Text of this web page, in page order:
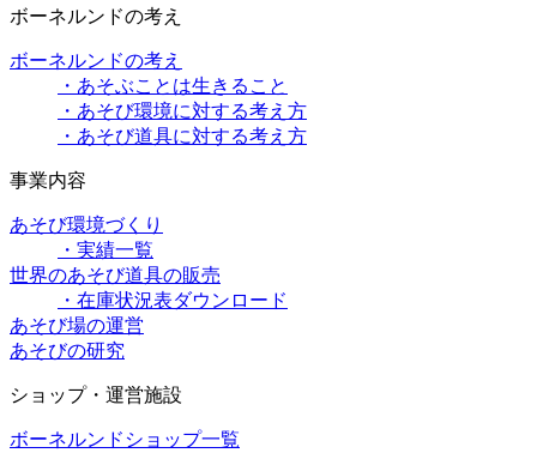
ボーネルンドの考え
ボーネルンドの考え
・あそぶことは生きること
・あそび環境に対する考え方
・あそび道具に対する考え方
事業内容
あそび環境づくり
・実績一覧
世界のあそび道具の販売
・在庫状況表ダウンロード
あそび場の運営
あそびの研究
ショップ・運営施設
ボーネルンドショップ一覧